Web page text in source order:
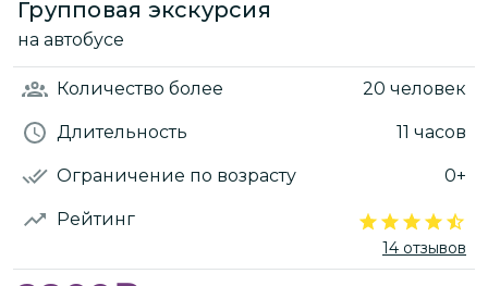
Групповая экскурсия
на автобусе
Количество более 20 человек
Длительность 11 часов
Ограничение по возрасту 0+
Рейтинг
14 отзывов